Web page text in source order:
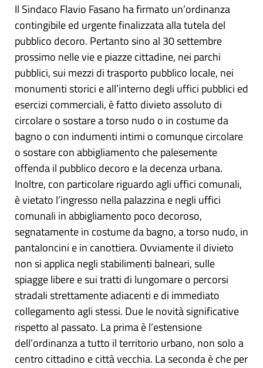
Il Sindaco Flavio Fasano ha firmato un’ordinanza
contingibile ed urgente finalizzata alla tutela del
pubblico decoro. Pertanto sino al 30 settembre
prossimo nelle vie e piazze cittadine, nei parchi
pubblici, sui mezzi di trasporto pubblico locale, nei
monumenti storici e all’interno degli uffici pubblici ed
esercizi commerciali, è fatto divieto assoluto di
circolare o sostare a torso nudo o in costume da
bagno o con indumenti intimi o comunque circolare
o sostare con abbigliamento che palesemente
offenda il pubblico decoro e la decenza urbana.
Inoltre, con particolare riguardo agli uffici comunali,
è vietato l’ingresso nella palazzina e negli uffici
comunali in abbigliamento poco decoroso,
segnatamente in costume da bagno, a torso nudo, in
pantaloncini e in canottiera. Ovviamente il divieto
non si applica negli stabilimenti balneari, sulle
spiagge libere e sui tratti di lungomare o percorsi
stradali strettamente adiacenti e di immediato
collegamento agli stessi. Due le novità significative
rispetto al passato. La prima è l’estensione
dell’ordinanza a tutto il territorio urbano, non solo a
centro cittadino e città vecchia. La seconda è che per